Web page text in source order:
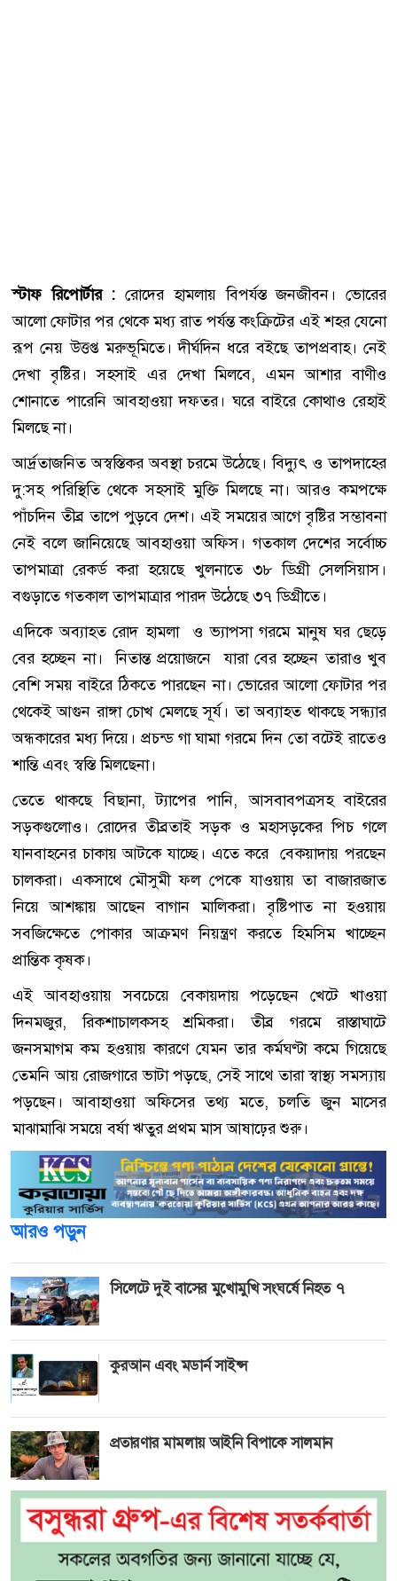
স্টাফ রিপোর্টার : রোদের হামলায় বিপর্যস্ত জনজীবন। ভোরের
আলো ফোটার পর থেকে মধ্য রাত পর্যন্ত কংক্রিটের এই শহর যেনো
রূপ নেয় উত্তপ্ত মরুভূমিতে। দীর্ঘদিন ধরে বইছে তাপপ্রবাহ। নেই
দেখা বৃষ্টির। সহসাই এর দেখা মিলবে, এমন আশার বাণীও
শোনাতে পারেনি আবহাওয়া দফতর। ঘরে বাইরে কোথাও রেহাই
মিলছে না।
আর্দ্রতাজনিত অস্বস্তিকর অবস্থা চরমে উঠেছে। বিদ্যুৎ ও তাপদাহের
দু:সহ পরিস্থিতি থেকে সহসাই মুক্তি মিলছে না। আরও কমপক্ষে
পাঁচদিন তীব্র তাপে পুড়বে দেশ। এই সময়ের আগে বৃষ্টির সম্ভাবনা
নেই বলে জানিয়েছে আবহাওয়া অফিস। গতকাল দেশের সর্বোচ্চ
তাপমাত্রা রেকর্ড করা হয়েছে খুলনাতে ৩৮ ডিগ্রী সেলসিয়াস।
বগুড়াতে গতকাল তাপমাত্রার পারদ উঠেছে ৩৭ ডিগ্রীতে।
এদিকে অব্যাহত রোদ হামলা ও ভ্যাপসা গরমে মানুষ ঘর ছেড়ে
বের হচ্ছেন না। নিতান্ত প্রয়োজনে যারা বের হচ্ছেন তারাও খুব
বেশি সময় বাইরে ঠিকতে পারছেন না। ভোরের আলো ফোটার পর
থেকেই আগুন রাঙ্গা চোখ মেলছে সূর্য। তা অব্যাহত থাকছে সন্ধ্যার
অন্ধকারের মধ্য দিয়ে। প্রচন্ড গা ঘামা গরমে দিন তো বটেই রাতেও
শান্তি এবং স্বস্তি মিলছেনা।
তেতে থাকছে বিছানা, ট্যাপের পানি, আসবাবপত্রসহ বাইরের
সড়কগুলোও। রোদের তীব্রতাই সড়ক ও মহাসড়কের পিচ গলে
যানবাহনের চাকায় আটকে যাচ্ছে। এতে করে বেক্য়াদায় পরছেন
চালকরা। একসাথে মৌসুমী ফল পেকে যাওয়ায় তা বাজারজাত
নিয়ে আশঙ্কায় আছেন বাগান মালিকরা। বৃষ্টিপাত না হওয়ায়
সবজিক্ষেতে পোকার আক্রমণ নিয়ন্ত্রণ করতে হিমসিম খাচ্ছেন
প্রান্তিক কৃষক।
এই আবহাওয়ায় সবচেয়ে বেকায়দায় পড়েছেন খেটে খাওয়া
দিনমজুর, রিকশাচালকসহ শ্রমিকরা। তীব্র গরমে রাস্তাঘাটে
জনসমাগম কম হওয়ায় কারণে যেমন তার কর্মঘণ্টা কমে গিয়েছে
তেমনি আয় রোজগারে ভাটা পড়ছে, সেই সাথে তারা স্বাস্থ্য সমস্যায়
পড়ছেন। আবাহাওয়া অফিসের তথ্য মতে, চলতি জুন মাসের
মাঝামাঝি সময়ে বর্ষা ঋতুর প্রথম মাস আষাঢ়ের শুরু।
আরও পড়ুন
সিলেটে দুই বাসের মুখোমুখি সংঘর্ষে নিহত ৭
কুরআন এবং মডার্ন সাইন্স
প্রতারণার মামলায় আইনি বিপাকে সালমান